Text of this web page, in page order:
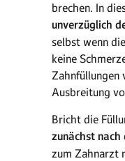
brechen. In
unverzüglich
selbst wenn
keine
Zahnfüllungen
Ausbreitung
Bricht die
zunächst nach
zum Zahnarzt